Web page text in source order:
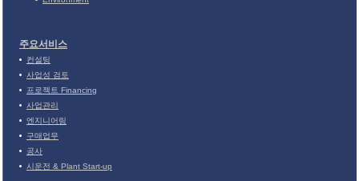
주요서비스
컨설팅
사업성 검토
프로젝트 Financing
사업관리
엔지니어링
구매업무
공사
시운전 & Plant Start-up